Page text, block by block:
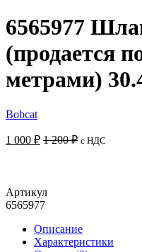
6565977
(продается
метрами)
Bobcat
1 000 ₽ 1 200₽ с НДС
Артикул
6565977
Описание
Характеристики